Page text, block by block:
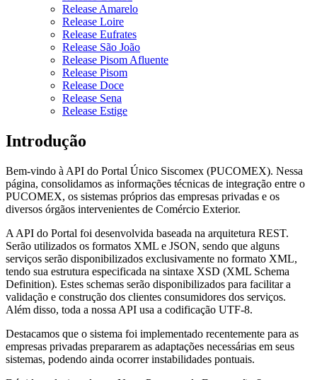
Release Amarelo
Release Loire
Release Eufrates
Release São João
Release Pisom Afluente
Release Pisom
Release Doce
Release Sena
Release Estige
Introdução
Bem-vindo à API do Portal Único Siscomex (PUCOMEX). Nessa
página, consolidamos as informações técnicas de integração entre o
PUCOMEX, os sistemas próprios das empresas privadas e os
diversos órgãos intervenientes de Comércio Exterior.
A API do Portal foi desenvolvida baseada na arquitetura REST.
Serão utilizados os formatos XML e JSON, sendo que alguns
serviços serão disponibilizados exclusivamente no formato XML,
tendo sua estrutura especificada na sintaxe XSD (XML Schema
Definition). Estes schemas serão disponibilizados para facilitar a
validação e construção dos clientes consumidores dos serviços.
Além disso, toda a nossa API usa a codificação UTF-8.
Destacamos que o sistema foi implementado recentemente para as
empresas privadas prepararem as adaptações necessárias em seus
sistemas, podendo ainda ocorrer instabilidades pontuais.